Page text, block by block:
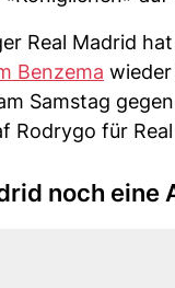
Real Madrid
Benzema
Samstag
Rodrygo für
noch eine